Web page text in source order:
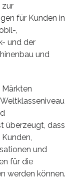
zur
für Kunden in
,
und der
und
überzeugt, dass
und
für die
werden können.